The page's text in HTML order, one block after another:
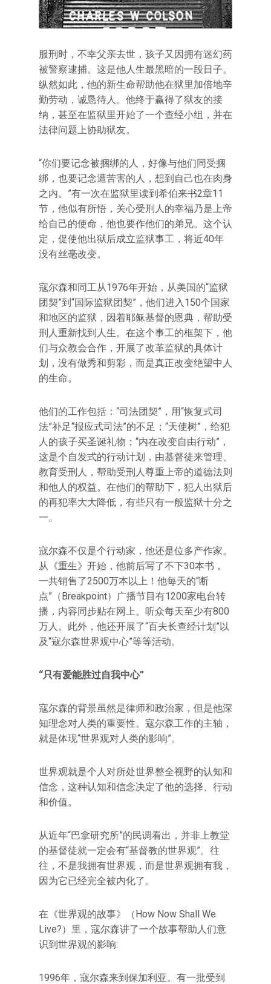
服刑时，不幸父亲去世，孩子又因拥有迷幻药
被警察逮捕。这是他人生最黑暗的一段日子。
纵然如此，他的新生命帮助他在狱里加倍地辛
勤劳动，诚恳待人。他终于赢得了狱友的接
纳，甚至在监狱里开始了一个查经小组，并在
法律问题上协助狱友。
“你们要记念被捆绑的人，好像与他们同受捆
绑，也要记念遭苦害的人，想到自己也在肉身
之内。”有一次在监狱里读到希伯来书2章11
节，他似有所悟，关心受刑人的幸福乃是上帝
给自己的使命，他也要作他们的弟兄。这个认
定，促使他出狱后成立监狱事工，将近40年
没有丝毫改变。
寇尔森和同工从1976年开始，从美国的“监狱
团契”到“国际监狱团契”，他们进入150个国家
和地区的监狱，因着耶稣基督的恩典，帮助受
刑人重新找到人生。在这个事工的框架下，他
们与众教会合作，开展了改革监狱的具体计
划，没有做秀和剪彩，而是真正改变绝望中人
的生命。
他们的工作包括：“司法团契”，用“恢复式司
法”补足“报应式司法”的不足；“天使树”，给犯
人的孩子买圣诞礼物；“内在改变自由行动”，
这是个自发式的行动计划，由基督徒来管理、
教育受刑人，帮助受刑人尊重上帝的道德法则
和他人的权益。在他们的帮助下，犯人出狱后
的再犯率大大降低，有些只有一般监狱十分之
一。
寇尔森不仅是个行动家，他还是位多产作家。
从《重生》开始，他前后写了不下30本书，
一共销售了2500万本以上！他每天的“断
点”（Breakpoint）广播节目有1200家电台转
播，内容同步贴在网上。听众每天至少有800
万人。此外，他还开展了“百夫长查经计划”以
及“寇尔森世界观中心”等等活动。
“只有爱能胜过自我中心”
寇尔森的背景虽然是律师和政治家，但是他深
知理念对人类的重要性。寇尔森工作的主轴，
就是体现“世界观对人类的影响”。
世界观就是个人对所处世界整全视野的认知和
信念，这种认知和信念决定了他的选择、行动
和价值。
从近年“巴拿研究所”的民调看出，并非上教堂
的基督徒就一定会有“基督教的世界观”。往
往，不是我拥有世界观，而是世界观拥有我，
因为它已经完全被内化了。
在《世界观的故事》（How Now Shall We
Live?）里，寇尔森讲了一个故事帮助人们意
识到世界观的影响:
1996年，寇尔森来到保加利亚。有一批受到